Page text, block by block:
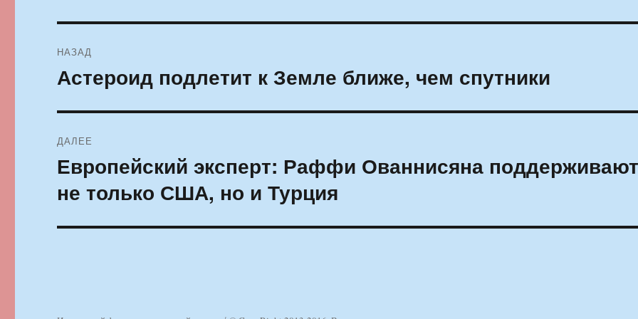
по
НАЗАД
Предыдущая
Астероид подлетит к Земле ближе, чем спутники
ДАЛЕЕ
Следующая
запись:
Европейский эксперт: Раффи Ованнисяна
не только США, но и Турция